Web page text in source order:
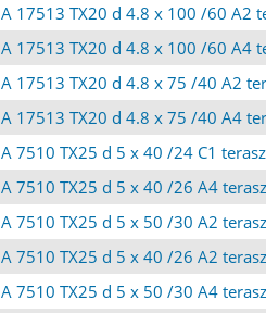
A 17513 TX20 d 4.8 x 100 /60 A2
A 17513 TX20 d 4.8 x 100 /60 A4
A 17513 TX20 d 4.8 x 75 /40 A2
A 17513 TX20 d 4.8 x 75 /40 A4
A 7510 TX25 d 5 x 40 /24 C1
A 7510 TX25 d 5 x 40 /26 A4
A 7510 TX25 d 5 x 50 /30 A2
A 7510 TX25 d 5 x 40 /26 A2
A 7510 TX25 d 5 x 50 /30 A4